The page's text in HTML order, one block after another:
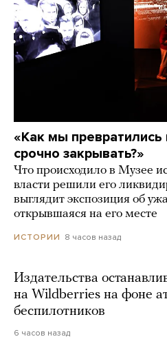
«Как мы превратились
срочно закрывать?»
Что происходило в Музее
власти решили его
выглядит экспозиция об
открывшаяся на его месте
ИСТОРИИ 8 часов назад
Издательства
на Wildberries на фоне
беспилотников
6 часов назад